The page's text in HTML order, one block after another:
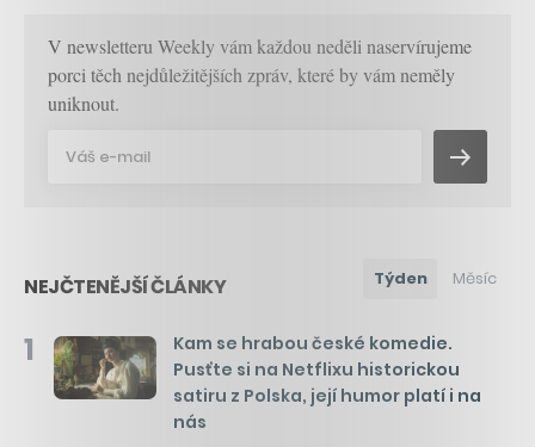
V newsletteru Weekly vám každou neděli naservírujeme
porci těch nejdůležitějších zpráv, které by vám neměly
uniknout.
NEJČTENĚJŠÍ ČLÁNKY Týden Měsíc
1
Kam se hrabou české komedie.
Pusťte si na Netflixu historickou
satiru z Polska, její humor platí i na
nás